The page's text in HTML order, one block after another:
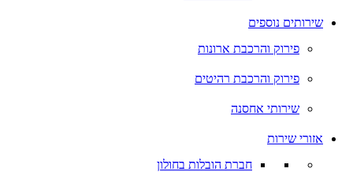
שירותים נוספים
פירוק והרכבת ארונות
פירוק והרכבת רהיטים
שירותי אחסנה
אזורי שירות
חברת הובלות בחולון